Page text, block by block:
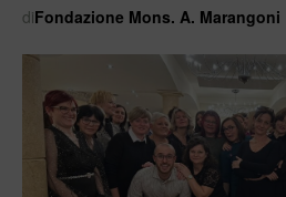
diFondazione Mons. A. Marangoni